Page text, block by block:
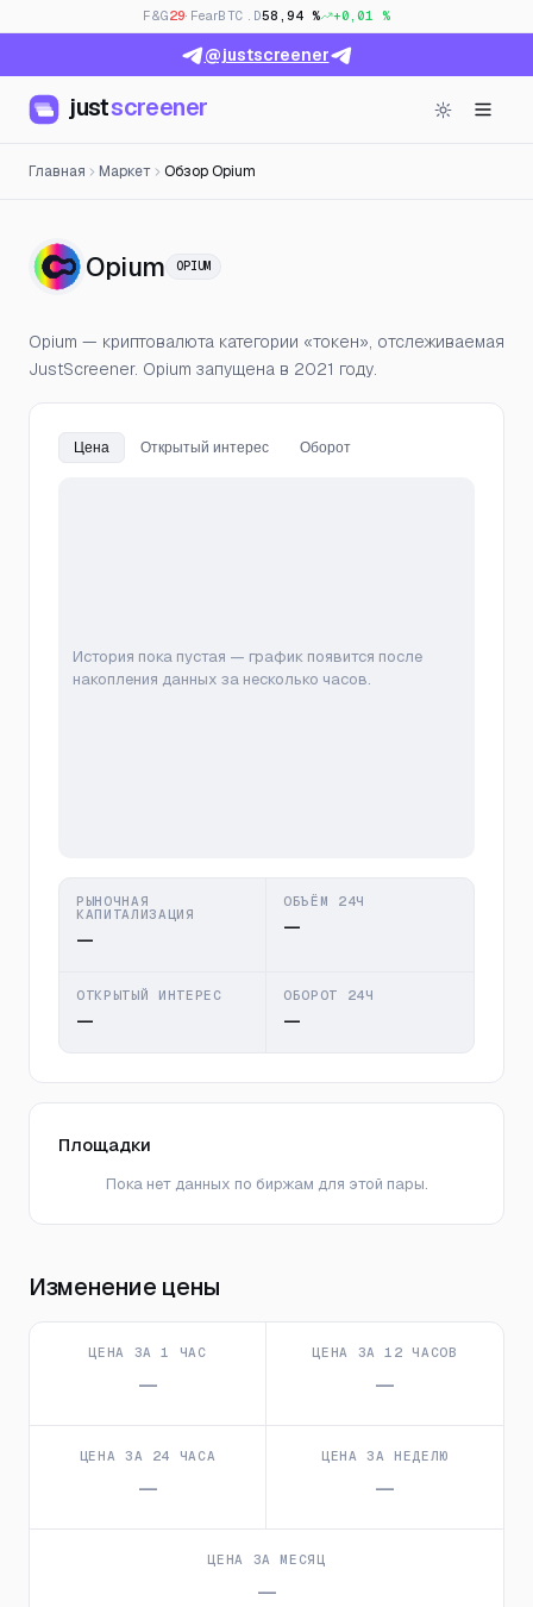
F&G29· FearBTC.D58,94 % +0,01 %
@justscreener
justscreener
Главная Маркет Обзор Opium
Opium— Цена, открытый интерес
OPIUM
Opium — криптовалюта категории «токен», отслеживаемая
JustScreener. Opium запущена в 2021 году.
Цена Открытый интерес Оборот
История пока пустая — график появится после
накопления данных за несколько часов.
РЫНОЧНАЯ
КАПИТАЛИЗАЦИЯ
—
ОБЪЁМ 24Ч
—
ОТКРЫТЫЙ ИНТЕРЕС
—
ОБОРОТ 24Ч
—
Площадки
Пока нет данных по биржам для этой пары.
Изменение цены
ЦЕНА ЗА 1 ЧАС
—
ЦЕНА ЗА 12 ЧАСОВ
—
ЦЕНА ЗА 24 ЧАСА
—
ЦЕНА ЗА НЕДЕЛЮ
—
ЦЕНА ЗА МЕСЯЦ
—